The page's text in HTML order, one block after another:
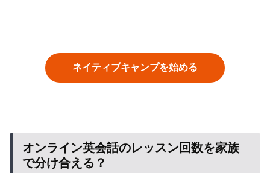
ネイティブキャンプを始める
オンライン英会話のレッスン回数を家族
で分け合える？